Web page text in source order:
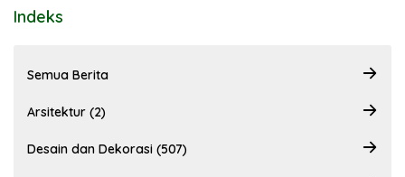
Indeks
Semua Berita
Arsitektur (2)
Desain dan Dekorasi (507)